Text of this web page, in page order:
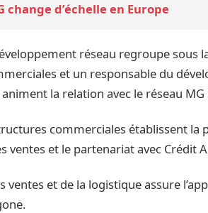
d’échelle en Europe
réseau regroupe sous
et un responsable du
la relation avec le réseau
commerciales établissent
ventes et le partenariat avec Crédit
ventes et de la logistique assure